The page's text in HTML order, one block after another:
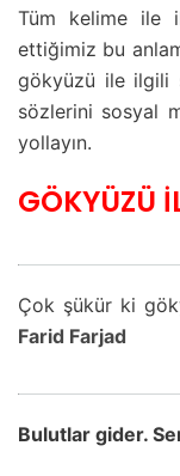
Tüm kelime ile
ettiğimiz bu
gökyüzü ile ilgili
sözlerini sosyal
yollayın.
GÖKYÜZÜ
Çok şükür ki
Farid Farjad
Bulutlar gider.